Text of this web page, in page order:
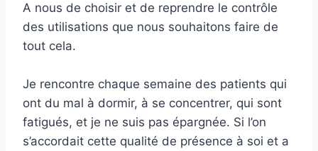
A nous de choisir et de reprendre le contrôle
des utilisations que nous souhaitons faire de
tout cela.
Je rencontre chaque semaine des patients qui
ont du mal à dormir, à se concentrer, qui sont
fatigués, et je ne suis pas épargnée. Si l’on
s’accordait cette qualité de présence à soi et a